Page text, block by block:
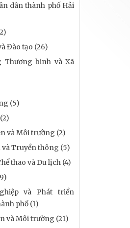
dân thành phố Hải
Đào tạo (26)
Thương binh và Xã
(5)
và Môi trường (2)
Truyền thông (5)
thao và Du lịch (4)
và Phát triển
phố (1)
và Môi trường (21)